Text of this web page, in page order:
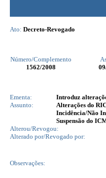
Ato: Decreto-Revogado
Número/Complemento
1562/2008
Ementa:
Introduz
Assunto:
Alterações do
Incidência/Não
Suspensão do
Alterou/Revogou:
Alterado por/Revogado por:
Observações: